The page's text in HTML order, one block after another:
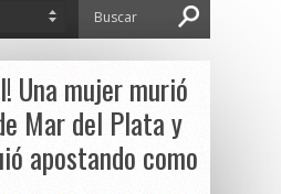
Una mujer murió
Mar del Plata y
apostando como